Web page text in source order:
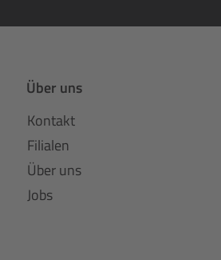
Über uns
Kontakt
Filialen
Über uns
Jobs